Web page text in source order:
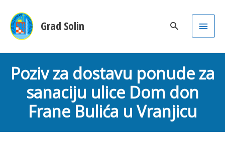
Grad Solin
Main
Poziv za dostavu ponude za
sanaciju ulice Dom don
Frane Bulića u Vranjicu